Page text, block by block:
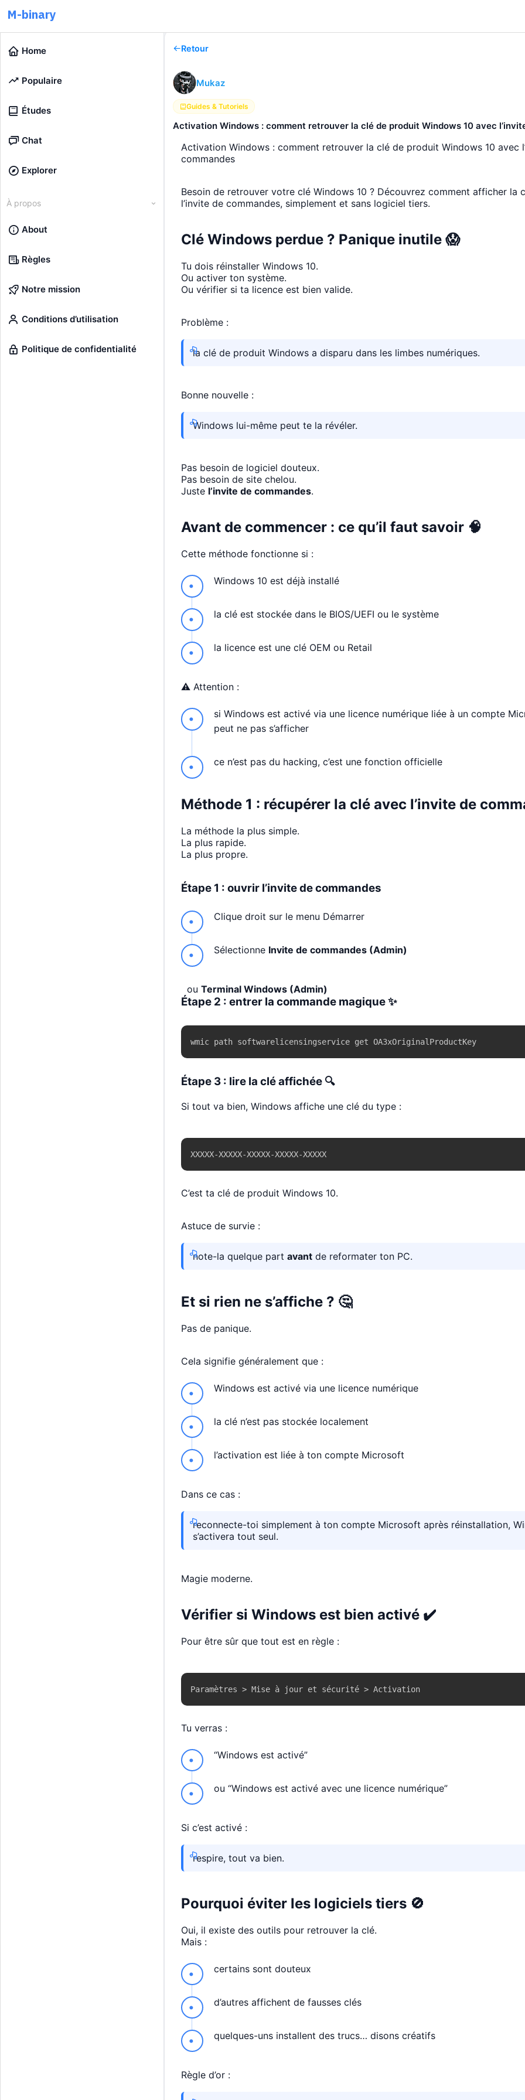
M-binary
Home
Populaire
Études
Chat
Explorer
À propos
About
Règles
Notre mission
Conditions d’utilisation
Politique de confidentialité
Retour
Mukaz
Guides & Tutoriels
Activation Windows : comment retrouver la clé de produit Windows 10 avec
Activation Windows : comment retrouver la clé de produit Windows 10 avec
commandes
Besoin de retrouver votre clé Windows 10 ? Découvrez comment afficher la
l’invite de commandes, simplement et sans logiciel tiers.
Clé Windows perdue ? Panique inutile 😱
Tu dois réinstaller Windows 10.
Ou activer ton système.
Ou vérifier si ta licence est bien valide.
Problème :
la clé de produit Windows a disparu dans les limbes numériques.
Bonne nouvelle :
Windows lui-même peut te la révéler.
Pas besoin de logiciel douteux.
Pas besoin de site chelou.
Juste l’invite de commandes.
Avant de commencer : ce qu’il faut savoir 🧠
Cette méthode fonctionne si :
Windows 10 est déjà installé
la clé est stockée dans le BIOS/UEFI ou le système
la licence est une clé OEM ou Retail
⚠️ Attention :
si Windows est activé via une licence numérique liée à un compte
peut ne pas s’afficher
ce n’est pas du hacking, c’est une fonction officielle
Méthode 1 : récupérer la clé avec l’invite de
La méthode la plus simple.
La plus rapide.
La plus propre.
Étape 1 : ouvrir l’invite de commandes
Clique droit sur le menu Démarrer
Sélectionne Invite de commandes (Admin)
ouTerminal Windows (Admin)
Étape 2 : entrer la commande magique ✨
wmic path softwarelicensingservice get OA3xOriginalProductKey
Étape 3 : lire la clé affichée 🔍
Si tout va bien, Windows affiche une clé du type :
XXXXX-XXXXX-XXXXX-XXXXX-XXXXX
C’est ta clé de produit Windows 10.
Astuce de survie :
note-la quelque partavant de reformater ton PC.
Et si rien ne s’affiche ? 🤔
Pas de panique.
Cela signifie généralement que :
Windows est activé via une licence numérique
la clé n’est pas stockée localement
l’activation est liée à ton compte Microsoft
Dans ce cas :
reconnecte-toi simplement à ton compte Microsoft après réinstallation,
s’activera tout seul.
Magie moderne.
Vérifier si Windows est bien activé ✔️
Pour être sûr que tout est en règle :
Paramètres > Mise à jour et sécurité > Activation
Tu verras :
“Windows est activé”
ou “Windows est activé avec une licence numérique”
Si c’est activé :
respire, tout va bien.
Pourquoi éviter les logiciels tiers 🚫
Oui, il existe des outils pour retrouver la clé.
Mais :
certains sont douteux
d’autres affichent de fausses clés
quelques-uns installent des trucs… disons créatifs
Règle d’or :